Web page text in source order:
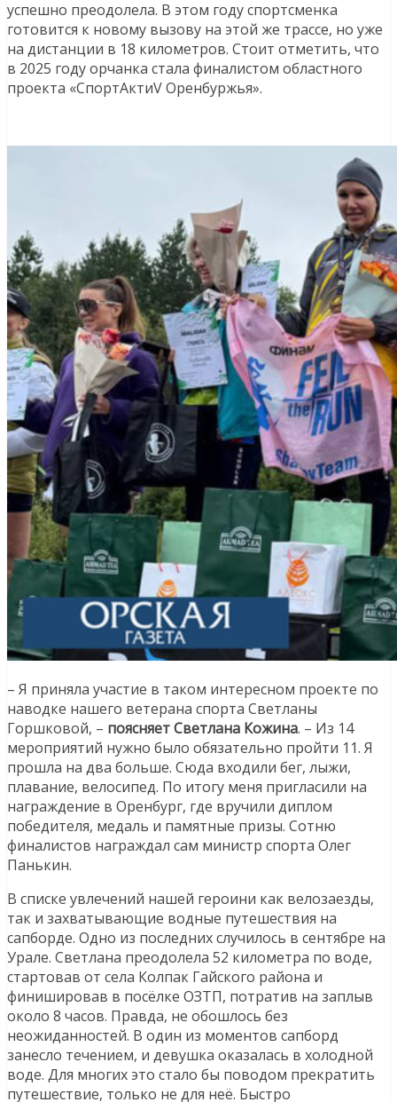
успешно преодолела. В этом году спортсменка
готовится к новому вызову на этой же трассе, но уже
на дистанции в 18 километров. Стоит отметить, что
в 2025 году орчанка стала финалистом областного
проекта «СпортАктиV Оренбуржья».
– Я приняла участие в таком интересном проекте по
наводке нашего ветерана спорта Светланы
Горшковой, – поясняет Светлана Кожина. – Из 14
мероприятий нужно было обязательно пройти 11. Я
прошла на два больше. Сюда входили бег, лыжи,
плавание, велосипед. По итогу меня пригласили на
награждение в Оренбург, где вручили диплом
победителя, медаль и памятные призы. Сотню
финалистов награждал сам министр спорта Олег
Панькин.
В списке увлечений нашей героини как велозаезды,
так и захватывающие водные путешествия на
сапборде. Одно из последних случилось в сентябре на
Урале. Светлана преодолела 52 километра по воде,
стартовав от села Колпак Гайского района и
финишировав в посёлке ОЗТП, потратив на заплыв
около 8 часов. Правда, не обошлось без
неожиданностей. В один из моментов сапборд
занесло течением, и девушка оказалась в холодной
воде. Для многих это стало бы поводом прекратить
путешествие, только не для неё. Быстро